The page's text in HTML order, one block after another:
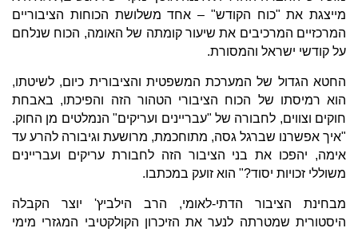
מייצגת את "כוח הקודש" – אחד משלושת הכוחות הציבוריים
המרכזיים המרכיבים את שיעור קומתה של האומה, הכוח שנלחם
על קודשי ישראל והמסורת.
החטא הגדול של המערכת המשפטית והציבורית כיום, לשיטתו,
הוא רמיסתו של הכוח הציבורי הטהור הזה והפיכתו, באבחת
חוקים וצווים, לחבורה של "עבריינים ועריקים" הנמלטים מן החוק.
"איך אפשרנו שברגל גסה, מתוחכמת, מרושעת וגיבורה להרע עד
אימה, יהפכו את בני הציבור הזה לחבורת עריקים ועבריינים
משוללי זכויות יסוד?" הוא זועק במכתבו.
מבחינת הציבור הדתי-לאומי, הרב הילביץ' יוצר הקבלה
היסטורית שמטרתה לנער את הזיכרון הקולקטיבי המגזרי מימי